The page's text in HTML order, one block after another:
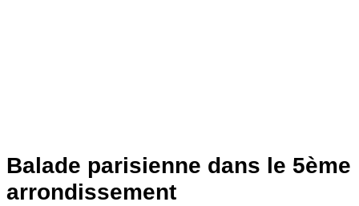
Balade parisienne dans le 5ème
arrondissement